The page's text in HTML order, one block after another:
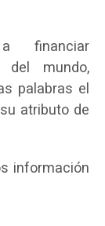
financiar
del mundo,
palabras el
atributo de
información